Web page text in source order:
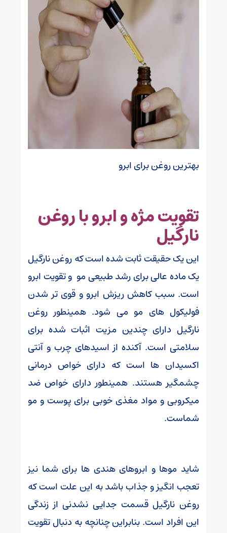
بهترین روغن برای ابرو
تقویت مژه و ابرو با روغن
نارگیل
این یک حقیقت ثابت شده است که روغن نارگیل
یک ماده عالی برای رشد طبیعی مو و تقویت ابرو
است. سبب کاهش ریزش ابرو و قوی تر شدن
فولیکول های مو می شود. همینطور روغن
نارگیل دارای چندین مزیت اثبات شده برای
سلامتی است. آکنده از اسیدهای چرب و آنتی
اکسیدان ها است که دارای خواص درمانی
چشمگیر هستند. همینطور دارای خواص ضد
میکروبی و مواد مغذی خوبی برای پوست و مو
شماست.
شاید موها و ابروهای هندی ها برای شما نیز
تعجب انگیز و جذاب باشد به این علت است که
روغن نارگیل قسمت جدایی نشدنی از زندگی
این افراد است. بنابراین چنانچه به دنبال تقویت